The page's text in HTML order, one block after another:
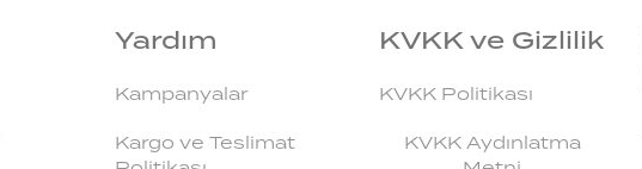
Yardım
Kampanyalar
Kargo ve Teslimat
KVKK ve Gizlilik
KVKK Politikası
KVKK Aydınlatma